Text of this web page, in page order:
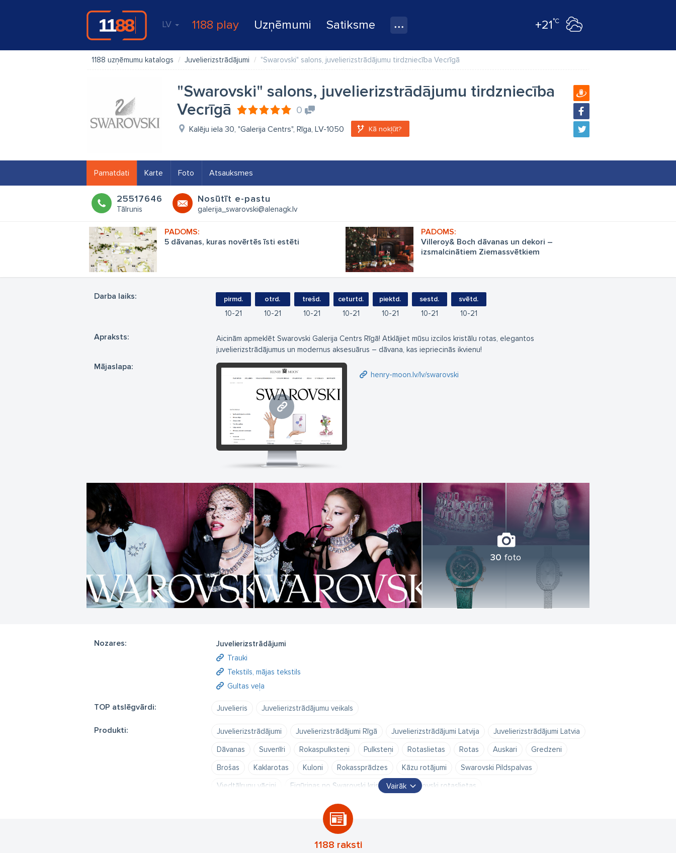
LV 1188 play Uzņēmumi Satiksme +21°C
1188 uzņēmumu katalogs Juvelierizstrādājumi "Swarovski" salons, juvelierizstrādājumu tirdzniecība Vecrīgā
"Swarovski" salons, juvelierizstrādājumu tirdzniecība
Vecrīgā
0
Kalēju iela 30, "Galerija Centrs", Rīga, LV-1050 Kā nokļūt?
Pamatdati Karte Foto Atsauksmes
25517646
Tālrunis
Nosūtīt e-pastu
galerija_swarovski@alenagk.lv
5 dāvanas, kuras novērtēs īsti estēti
Villeroy& Boch dāvanas un dekori –
izsmalcinātiem Ziemassvētkiem
Darba laiks: pirmd.
10 21
otrd.
10 21
trešd.
10 21
ceturtd.
10 21
piektd.
10 21
sestd.
10 21
svētd.
10 21
Apraksts:
Aicinām apmeklēt Swarovski Galerija Centrs Rīgā! Atklājiet mūsu izcilos kristālu rotas, elegantos
juvelierizstrādājumus un modernus aksesuārus – dāvana, kas iepriecinās ikvienu!
Mājaslapa:
henry-moon.lv
henry-moon.lv/lv/swarovski
30 foto
Nozares:
Juvelierizstrādājumi
Trauki
Tekstils, mājas tekstils
Gultas veļa
TOP atslēgvārdi: Juvelieris Juvelierizstrādājumu veikals
Produkti: Juvelierizstrādājumi Juvelierizstrādājumi Rīgā Juvelierizstrādājumi Latvija
Juvelierizstrādājumi Latvia
Dāvanas
Suvenīri Rokaspulksteņi Pulksteņi Rotaslietas Rotas Auskari
Gredzeni
Brošas
Kaklarotas Kuloni Rokassprādzes Kāzu rotājumi
Swarovski Pildspalvas
Viedtālruņu vāciņi
Figūriņas no Swarovski kristāla
Swarovski rotaslietas
Juvelierizstrādājumi vīriešiem un sievietēm
Vairāk
1188 raksti